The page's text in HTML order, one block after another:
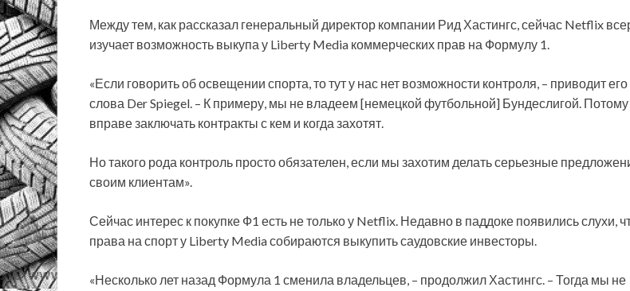
Между тем, как рассказал генеральный директор компании Рид Хастингс, сейчас Netflix
изучает возможность выкупа у Liberty Media коммерческих прав на Формулу 1.
«Если говорить об освещении спорта, то тут у нас нет возможности контроля, – приводит его
слова Der Spiegel. – К примеру, мы не владеем [немецкой футбольной] Бундеслигой.
вправе заключать контракты с кем и когда захотят.
Но такого рода контроль просто обязателен, если мы захотим делать серьезные
своим клиентам».
Сейчас интерес к покупке Ф1 есть не только у Netflix. Недавно в паддоке появились слухи,
права на спорт у Liberty Media собираются выкупить саудовские инвесторы.
«Несколько лет назад Формула 1 сменила владельцев, – продолжил Хастингс. – Тогда мы не